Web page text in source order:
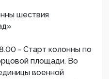
шествия
- Старт колонны по
площади. Во
военной